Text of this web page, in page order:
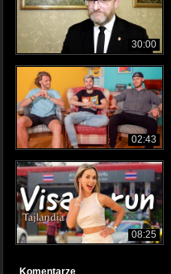
30:00
02:43
08:25